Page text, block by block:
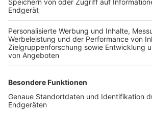
TOP-VEREINE
TOP-PARTNER